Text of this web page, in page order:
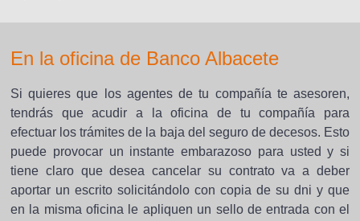
En la oficina de Banco Albacete
Si quieres que los agentes de tu compañía te asesoren,
tendrás que acudir a la oficina de tu compañía para
efectuar los trámites de la baja del seguro de decesos. Esto
puede provocar un instante embarazoso para usted y si
tiene claro que desea cancelar su contrato va a deber
aportar un escrito solicitándolo con copia de su dni y que
en la misma oficina le apliquen un sello de entrada con el